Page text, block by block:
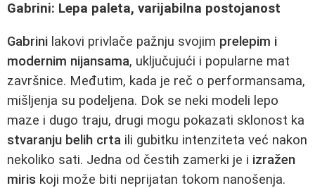
Gabrini: Lepa paleta, varijabilna postojanost
Gabrini lakovi privlače pažnju svojim prelepim i
modernim nijansama, uključujući i popularne mat
završnice. Međutim, kada je reč o performansama,
mišljenja su podeljena. Dok se neki modeli lepo
maze i dugo traju, drugi mogu pokazati sklonost ka
stvaranju belih crta ili gubitku intenziteta već nakon
nekoliko sati. Jedna od čestih zamerki je i izražen
miris koji može biti neprijatan tokom nanošenja.